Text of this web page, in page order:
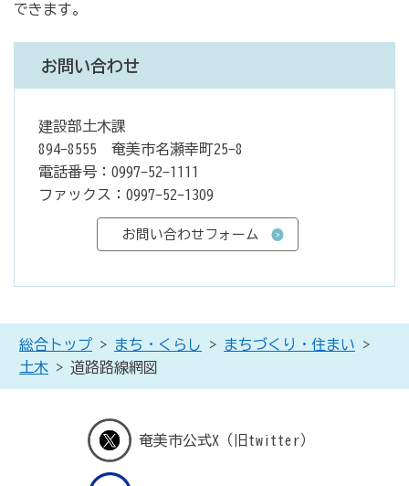
できます。
お問い合わせ
建設部土木課
894-8555 奄美市名瀬幸町25-8
電話番号：0997-52-1111
ファックス：0997-52-1309
総合トップ > まち・くらし > まちづくり・住まい >
土木 > 道路路線網図
奄美市公式X（旧twitter）